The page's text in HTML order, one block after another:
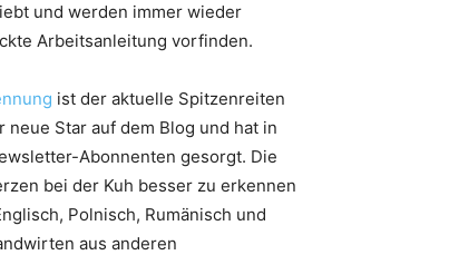
und werden immer wieder
Arbeitsanleitung vorfinden.
ist der aktuelle Spitzenreiten
Star auf dem Blog und hat in
Abonnenten gesorgt. Die
bei der Kuh besser zu erkennen
Polnisch, Rumänisch und
aus anderen